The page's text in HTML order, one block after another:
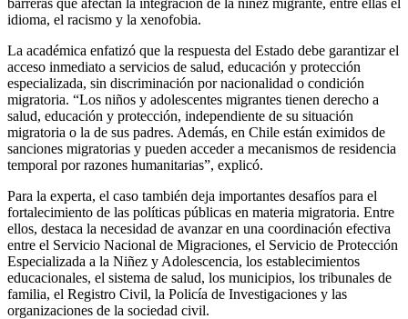
idioma, el racismo y la xenofobia.
La académica enfatizó que la respuesta del Estado debe garantizar el
acceso inmediato a servicios de salud, educación y protección
especializada, sin discriminación por nacionalidad o condición
migratoria. “Los niños y adolescentes migrantes tienen derecho a
salud, educación y protección, independiente de su situación
migratoria o la de sus padres. Además, en Chile están eximidos de
sanciones migratorias y pueden acceder a mecanismos de residencia
temporal por razones humanitarias”, explicó.
Para la experta, el caso también deja importantes desafíos para el
fortalecimiento de las políticas públicas en materia migratoria. Entre
ellos, destaca la necesidad de avanzar en una coordinación efectiva
entre el Servicio Nacional de Migraciones, el Servicio de Protección
Especializada a la Niñez y Adolescencia, los establecimientos
educacionales, el sistema de salud, los municipios, los tribunales de
familia, el Registro Civil, la Policía de Investigaciones y las
organizaciones de la sociedad civil.